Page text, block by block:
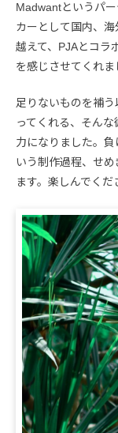
Madwantというパ
カーとして国内、
越えて、PJAとコラ
を感じさせてくれま
足りないものを補
ってくれる、そん
力になりました。
いう制作過程、せ
ます。楽しんでくだ